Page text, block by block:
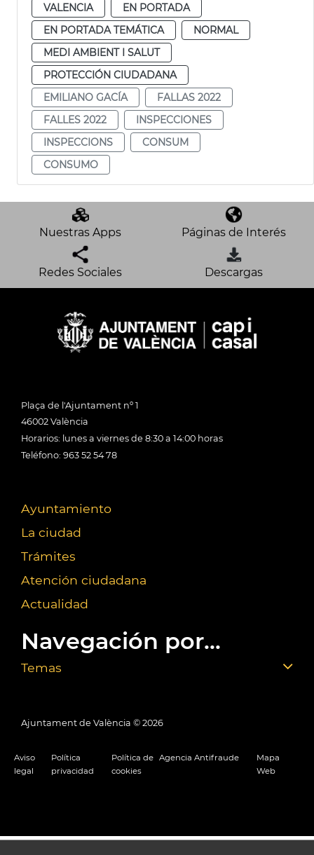
VALENCIA
EN PORTADA
EN PORTADA TEMÁTICA
NORMAL
MEDI AMBIENT I SALUT
PROTECCIÓN CIUDADANA
EMILIANO GACÍA
FALLAS 2022
FALLES 2022
INSPECCIONES
INSPECCIONS
CONSUM
CONSUMO
Nuestras Apps Páginas de Interés
Redes Sociales Descargas
Plaça de l'Ajuntament nº 1
46002 València
Horarios: lunes a viernes de 8:30 a 14:00 horas
Teléfono: 963 52 54 78
Ayuntamiento
La ciudad
Trámites
Atención ciudadana
Actualidad
Navegación por...
Temas
Ajuntament de València © 2026
Aviso
legal
Política
privacidad
Política de
cookies
Agencia Antifraude
Mapa
Web